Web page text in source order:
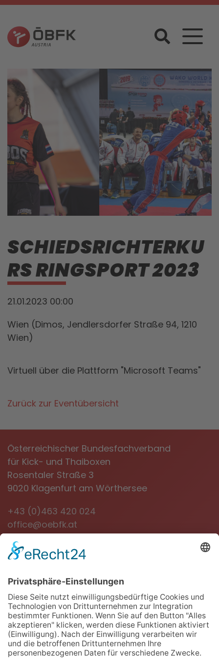
SCHIEDSRICHTERKU
RS RINGSPORT 2023
21.01.2023 00:00
Wien (Dimos, Jendlersdorfer Straße 94, 1210
Wien)
Virtuell über die Plattform "Microsoft Teams"
Zurück zur Eventübersicht
Österreichischer Bundesfachverband
für Kick- und Thaiboxen
Rosentaler Straße 3
9020 Klagenfurt am Wörthersee
+43 (0)463 420 024
office@oebfk.at
NEWSLETTER